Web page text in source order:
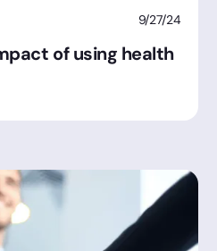
9/27/24
of using health